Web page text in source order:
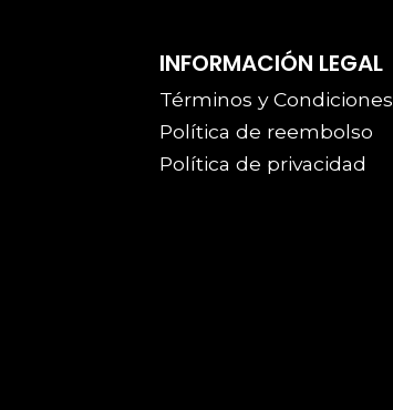
INFORMACIÓN LEGAL
Términos y Condiciones
Política de reembolso
Política de privacidad